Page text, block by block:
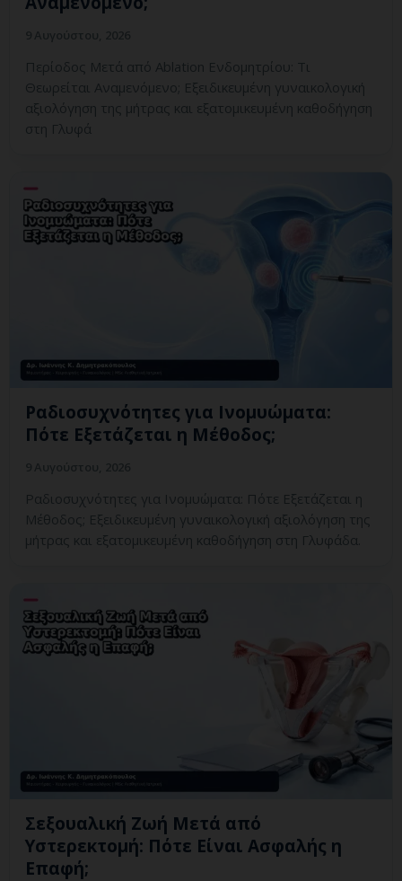
Περίοδος Μετά από Ablation Ενδομητρίου: Τι
Θεωρείται Αναμενόμενο; Εξειδικευμένη γυναικολογική
αξιολόγηση της μήτρας και εξατομικευμένη καθοδήγηση
στη Γλυφά
Ραδιοσυχνότητες για Ινομυώματα:
Πότε Εξετάζεται η Μέθοδος;
Ραδιοσυχνότητες για Ινομυώματα: Πότε Εξετάζεται η
Μέθοδος; Εξειδικευμένη γυναικολογική αξιολόγηση της
μήτρας και εξατομικευμένη καθοδήγηση στη Γλυφάδα.
Σεξουαλική Ζωή Μετά από
Υστερεκτομή: Πότε Είναι Ασφαλής η
Επαφή;